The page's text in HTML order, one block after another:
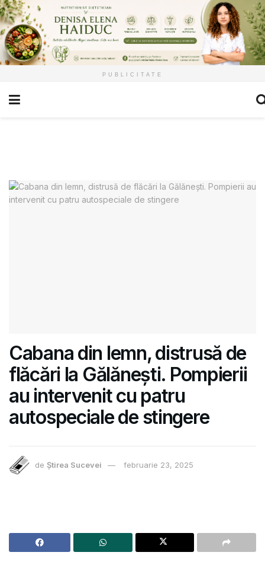
PUBLICITATE
Cabana din lemn, distrusă de
flăcări la Gălănești. Pompierii
au intervenit cu patru
autospeciale de stingere
de Știrea Sucevei februarie 23, 2025